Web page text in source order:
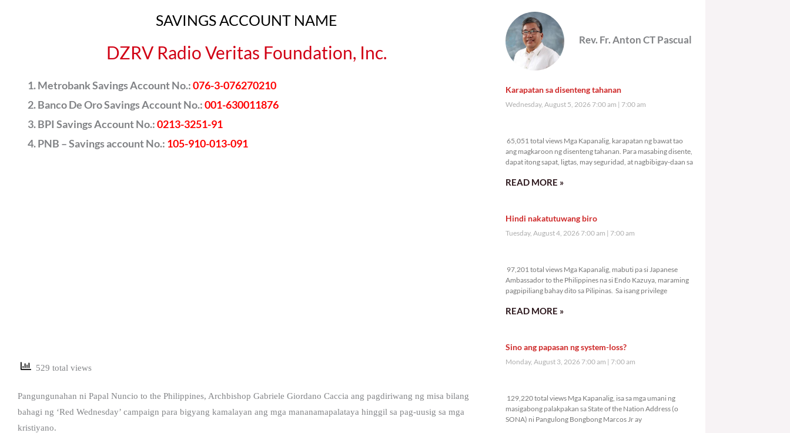
SAVINGS ACCOUNT NAME
DZRV Radio Veritas Foundation, Inc.
Metrobank Savings Account No.:076-3-076270210
Banco De Oro Savings Account No.:001-630011876
BPI Savings Account No.:0213-3251-91
PNB – Savings account No.: 105-910-013-091
529 total views
Pangungunahan ni Papal Nuncio to the Philippines, Archbishop Gabriele Giordano Caccia ang pagdiriwang ng misa bilang
bahagi ng ‘Red Wednesday’ campaign para bigyang kamalayan ang mga mananamapalataya hinggil sa pag-uusig sa mga
kristiyano.
Rev. Fr. Anton CT Pascual
Karapatan sa disenteng tahanan
Wednesday, August 5, 2026 7:00 am 7:00 am
65,051 total views Mga Kapanalig, karapatan ng bawat tao
ang magkaroon ng disenteng tahanan. Para masabing disente,
dapat itong sapat, ligtas, may seguridad, at nagbibigay-daan sa
READ MORE »
Hindi nakatutuwang biro
Tuesday, August 4, 2026 7:00 am 7:00 am
97,201 total views Mga Kapanalig, mabuti pa si Japanese
Ambassador to the Philippines na si Endo Kazuya, maraming
pagpipiliang bahay dito sa Pilipinas. Sa isang privilege
READ MORE »
Sino ang papasan ng system-loss?
Monday, August 3, 2026 7:00 am 7:00 am
129,220 total views Mga Kapanalig, isa sa mga umani ng
masigabong palakpakan sa State of the Nation Address (o
SONA) ni Pangulong Bongbong Marcos Jr ay